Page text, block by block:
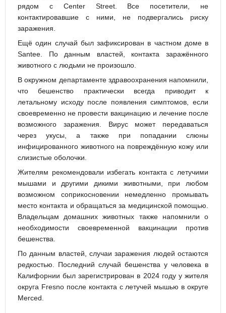
рядом с Center Street. Все посетители, не
контактировавшие с ними, не подвергались риску
заражения.
Ещё один случай был зафиксирован в частном доме в
Santee. По данным властей, контакта заражённого
животного с людьми не произошло.
В окружном департаменте здравоохранения напомнили,
что бешенство практически всегда приводит к
летальному исходу после появления симптомов, если
своевременно не провести вакцинацию и лечение после
возможного заражения. Вирус может передаваться
через укусы, а также при попадании слюны
инфицированного животного на повреждённую кожу или
слизистые оболочки.
Жителям рекомендовали избегать контакта с летучими
мышами и другими дикими животными, при любом
возможном соприкосновении немедленно промывать
место контакта и обращаться за медицинской помощью.
Владельцам домашних животных также напомнили о
необходимости своевременной вакцинации против
бешенства.
По данным властей, случаи заражения людей остаются
редкостью. Последний случай бешенства у человека в
Калифорнии был зарегистрирован в 2024 году у жителя
округа Fresno после контакта с летучей мышью в округе
Merced.